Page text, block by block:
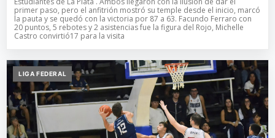
primer paso, pero el anfitrión mostró su temple desde el inicio, marcó
la pauta y se quedó con la victoria por 87 a 63. Facundo Ferraro con
20 puntos, 5 rebotes y 2 asistencias fue la figura del Rojo, Michelle
Castro convirtió17 para la visita
LIGA FEDERAL